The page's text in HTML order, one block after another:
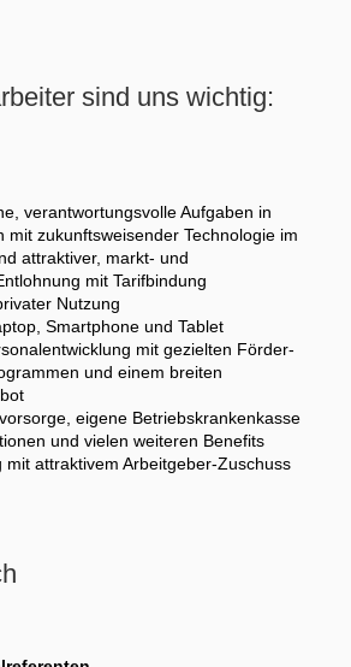
sind uns wichtig:
verantwortungsvolle Aufgaben in
mit zukunftsweisender Technologie im
attraktiver, markt- und
mit Tarifbindung
Nutzung
Smartphone und Tablet
mit gezielten Förder-
und einem breiten
eigene Betriebskrankenkasse
und vielen weiteren Benefits
mit attraktivem Arbeitgeber-Zuschuss